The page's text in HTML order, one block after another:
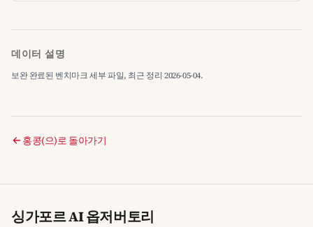
데이터 설명
보완 완료된 벤치마크 세부 파일, 최근 정리 2026-05-04.
홍콩(으)로 돌아가기
싱가포르 AI 옵저버토리